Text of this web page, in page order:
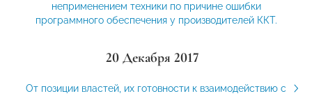
неприменением техники по причине ошибки
программного обеспечения у производителей ККТ.
20 Декабря 2017
От позиции властей, их готовности к взаимодействию с